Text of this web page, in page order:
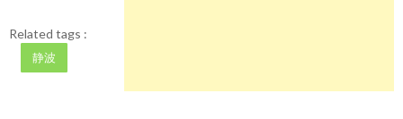
Related tags :
静波